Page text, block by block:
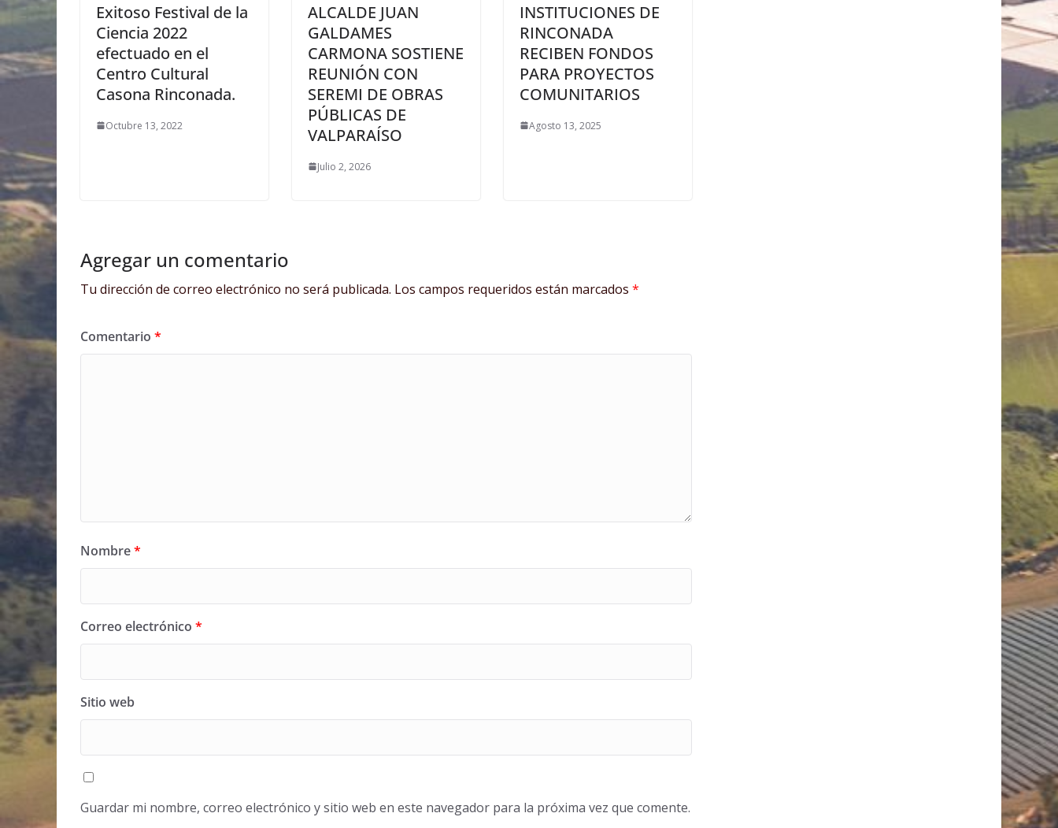
Exitoso Festival de la
Ciencia 2022
efectuado en el
Centro Cultural
Casona Rinconada.
Octubre 13, 2022
ALCALDE JUAN
GALDAMES
CARMONA SOSTIENE
REUNIÓN CON
SEREMI DE OBRAS
PÚBLICAS DE
VALPARAÍSO
Julio 2, 2026
INSTITUCIONES DE
RINCONADA
RECIBEN FONDOS
PARA PROYECTOS
COMUNITARIOS
Agosto 13, 2025
Agregar un comentario
Tu dirección de correo electrónico no será publicada. Los campos requeridos están marcados *
Comentario *
Nombre*
Correo electrónico *
Sitio web
Guardar mi nombre, correo electrónico y sitio web en este navegador para la próxima vez que comente.